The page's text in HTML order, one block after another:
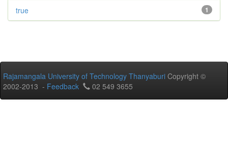
1
true
Rajamangala University of Technology Thanyaburi Copyright ©
2002-2013 - Feedback 02 549 3655